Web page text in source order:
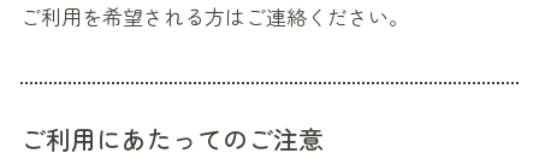
ご利用を希望される方はご連絡ください。
ご利用にあたってのご注意